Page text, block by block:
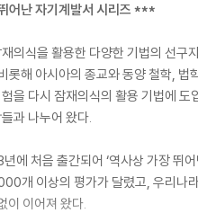
어난 자기계발서 시리즈 ***
의식을 활용한 다양한 기법의 선
롯해 아시아의 종교와 동양 철학,
을 다시 잠재의식의 활용 기법에
과 나누어 왔다.
년에 처음 출간되어 ‘역사상 가장
개 이상의 평가가 달렸고, 우리나라
이 이어져 왔다.